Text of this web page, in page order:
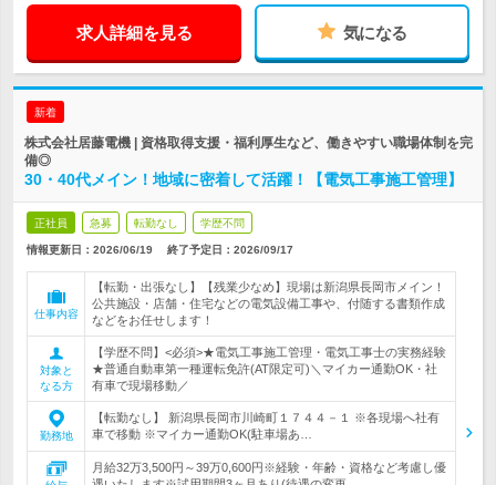
求人詳細を見る 気になる
新着
株式会社居藤電機 | 資格取得支援・福利厚生など、働きやすい職場体制を完
備◎
30・40代メイン！地域に密着して活躍！【電気工事施工管理】
正社員 急募 転勤なし 学歴不問
情報更新日：2026/06/19 終了予定日： 2026/09/17
仕事内容
【転勤・出張なし】【残業少なめ】現場は新潟県長岡市メイン！
公共施設・店舗・住宅などの電気設備工事や、付随する書類作成
などをお任せします！
対象と
なる方
【学歴不問】<必須>★電気工事施工管理・電気工事士の実務経験
★普通自動車第一種運転免許(AT限定可)＼マイカー通勤OK・社
有車で現場移動／
勤務地
【転勤なし】 新潟県長岡市川崎町１７４４－１ ※各現場へ社有
車で移動 ※マイカー通勤OK(駐車場あ…
月給32万3,500円～39万0,600円※経験・年齢・資格など考慮し優